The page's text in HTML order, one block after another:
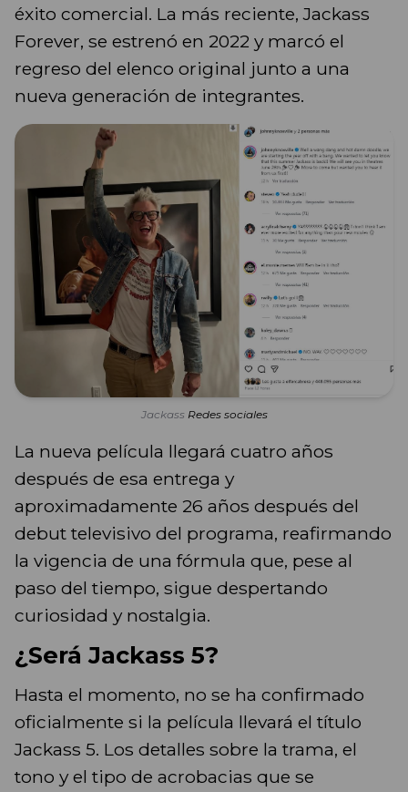
éxito comercial. La más reciente, Jackass
Forever, se estrenó en 2022 y marcó el
regreso del elenco original junto a una
nueva generación de integrantes.
Jackass Redes sociales
La nueva película llegará cuatro años
después de esa entrega y
aproximadamente 26 años después del
debut televisivo del programa, reafirmando
la vigencia de una fórmula que, pese al
paso del tiempo, sigue despertando
curiosidad y nostalgia.
¿Será Jackass 5?
Hasta el momento, no se ha confirmado
oficialmente si la película llevará el título
Jackass 5. Los detalles sobre la trama, el
tono y el tipo de acrobacias que se